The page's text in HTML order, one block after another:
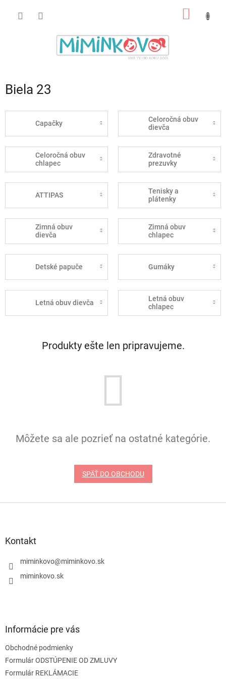
Biela 23
Capačky
Celoročná obuv
dievča
Celoročná obuv
chlapec
Zdravotné
prezuvky
ATTIPAS
Tenisky a
plátenky
Zimná obuv
dievča
Zimná obuv
chlapec
Detské papuče Gumáky
Letná obuv dievča
Letná obuv
chlapec
Produkty ešte len pripravujeme.
Môžete sa ale pozrieť na ostatné kategórie.
SPÄŤ DO OBCHODU
Kontakt
miminkovo@miminkovo.sk
miminkovo.sk
Informácie pre vás
Obchodné podmienky
Formulár ODSTÚPENIE OD ZMLUVY
Formulár REKLÁMACIE